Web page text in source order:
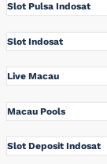
Slot Pulsa Indosat
Slot Indosat
Live Macau
Macau Pools
Slot Deposit Indosat